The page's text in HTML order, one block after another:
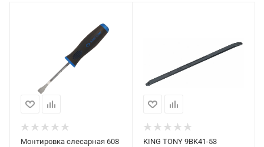
Монтировка слесарная 608
KING TONY 9BK41-53